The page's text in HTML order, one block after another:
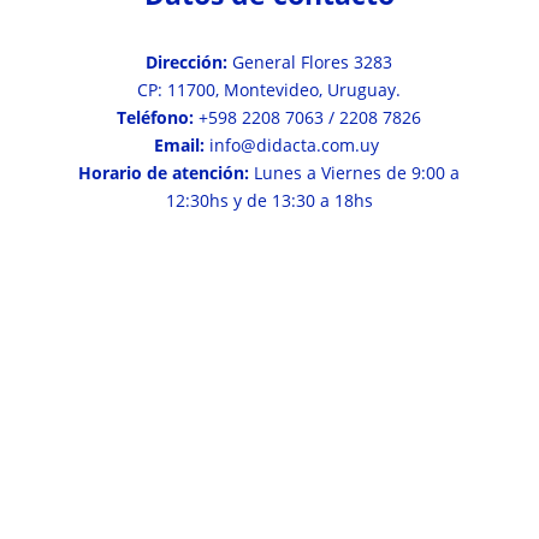
Dirección: General Flores 3283
CP: 11700, Montevideo, Uruguay.
Teléfono: +598 2208 7063 / 2208 7826
Email: info@didacta.com.uy
Horario de atención: Lunes a Viernes de 9:00 a
12:30hs y de 13:30 a 18hs